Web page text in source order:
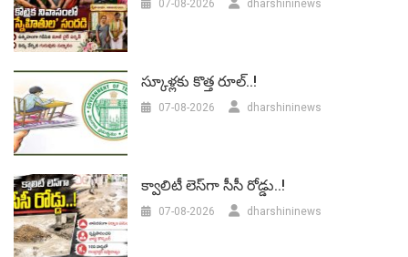
07-08-2026 dharshininews
స్కూళ్లకు కొత్త రూల్..!
07-08-2026 dharshininews
క్వాలిటీ లెస్‌గా సీసీ రోడ్డు..!
07-08-2026 dharshininews